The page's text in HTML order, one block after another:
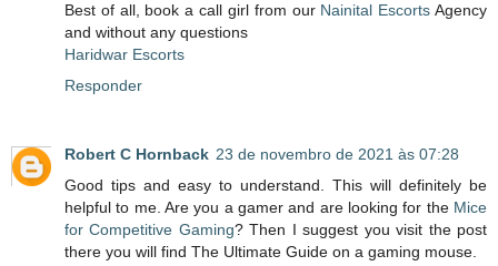
Best of all, book a call girl from our Nainital Escorts Agency
and without any questions
Haridwar Escorts
Responder
Robert C Hornback 23 de novembro de 2021 às 07:28
Good tips and easy to understand. This will definitely be
helpful to me. Are you a gamer and are looking for the Mice
for Competitive Gaming? Then I suggest you visit the post
there you will find The Ultimate Guide on a gaming mouse.